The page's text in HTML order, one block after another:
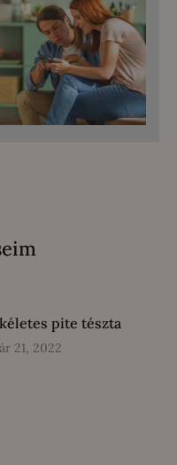
pite tészta
21, 2022